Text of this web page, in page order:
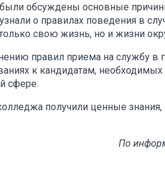
были обсуждены основные
о правилах поведения в
свою жизнь, но и жизни
правил приема на службу в
к кандидатам,
сфере.
получили ценные
По